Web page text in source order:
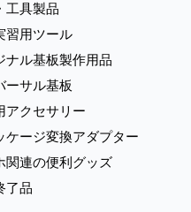
工具製品
習用ツール
ナル基板製作用品
ーサル基板
アクセサリー
ケージ変換アダプター
関連の便利グッズ
了品